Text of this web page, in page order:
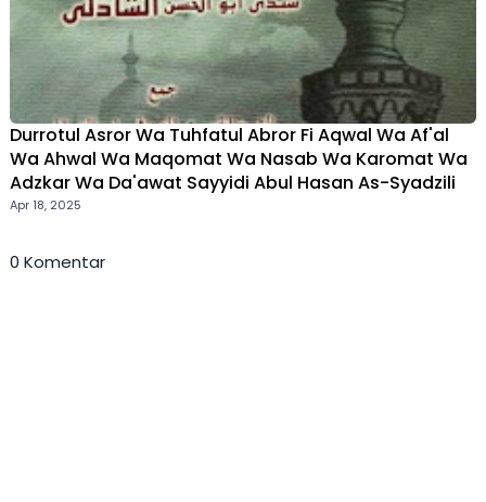
Durrotul Asror Wa Tuhfatul Abror Fi Aqwal Wa Af'al
Wa Ahwal Wa Maqomat Wa Nasab Wa Karomat Wa
Adzkar Wa Da'awat Sayyidi Abul Hasan As-Syadzili
Apr 18, 2025
0 Komentar